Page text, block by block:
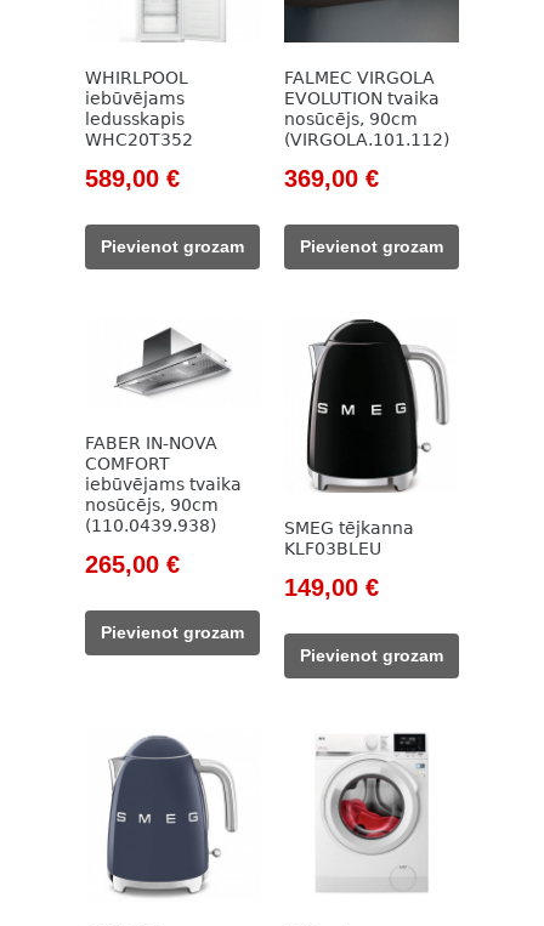
WHIRLPOOL
iebūvējams
ledusskapis
WHC20T352
Original
was:
825,00 €.
589,00 €Current
589,00 €.
Pievienot grozam
FALMEC VIRGOLA
EVOLUTION tvaika
nosūcējs, 90cm
(VIRGOLA.101.112)
Original
was:
647,00 €.
369,00 €Current
369,00 €.
Pievienot grozam
FABER IN-NOVA
COMFORT
iebūvējams tvaika
nosūcējs, 90cm
(110.0439.938)
Original
was:
422,00 €.
265,00 €Current
265,00 €.
Pievienot grozam
SMEG tējkanna
KLF03BLEU
Original
was:
171,00 €.
149,00 €Current
149,00 €.
Pievienot grozam